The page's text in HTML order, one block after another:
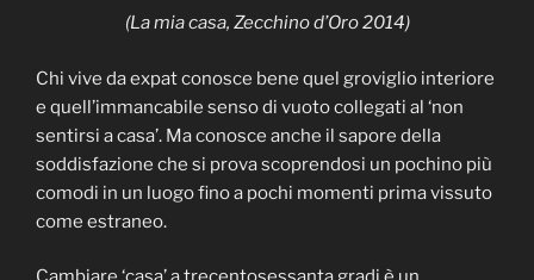
(La mia casa, Zecchino d’Oro 2014)
Chi vive da expat conosce bene quel groviglio interiore
e quell’immancabile senso di vuoto collegati al ‘non
sentirsi a casa’. Ma conosce anche il sapore della
soddisfazione che si prova scoprendosi un pochino più
comodi in un luogo fino a pochi momenti prima vissuto
come estraneo.